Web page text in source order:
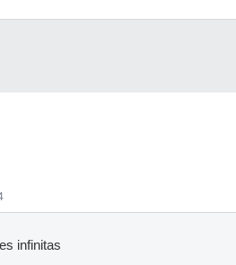
infinitas